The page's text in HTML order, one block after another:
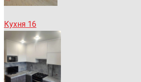
Кухня 16